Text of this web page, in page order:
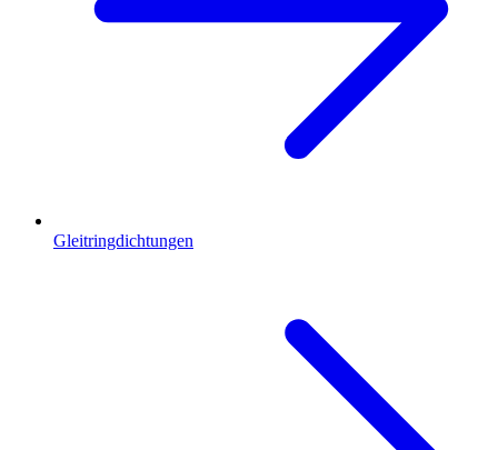
Gleitringdichtungen